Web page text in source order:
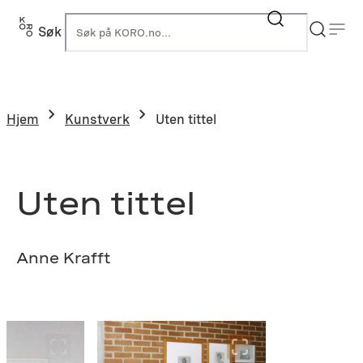
Hopp
Søk
Hjem Kunstverk Uten tittel
Uten tittel
Anne Krafft